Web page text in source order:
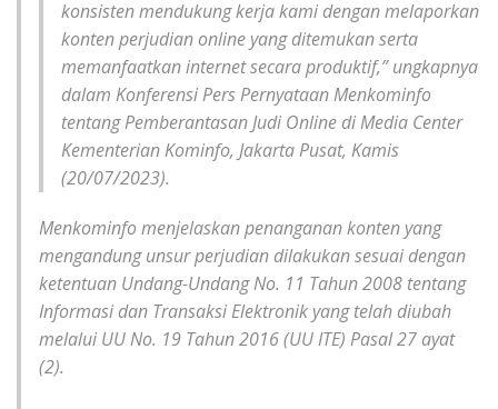
konsisten mendukung kerja kami dengan melaporkan
konten perjudian online yang ditemukan serta
memanfaatkan internet secara produktif,” ungkapnya
dalam Konferensi Pers Pernyataan Menkominfo
tentang Pemberantasan Judi Online di Media Center
Kementerian Kominfo, Jakarta Pusat, Kamis
(20/07/2023).
Menkominfo menjelaskan penanganan konten yang
mengandung unsur perjudian dilakukan sesuai dengan
ketentuan Undang-Undang No. 11 Tahun 2008 tentang
Informasi dan Transaksi Elektronik yang telah diubah
melalui UU No. 19 Tahun 2016 (UU ITE) Pasal 27 ayat
(2).